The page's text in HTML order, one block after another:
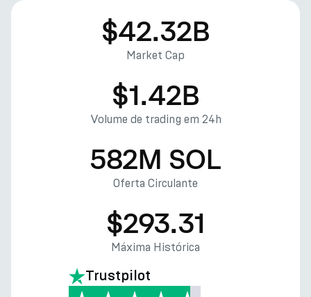
$42.32B
Market Cap
$1.42B
Volume de trading em 24h
582M SOL
Oferta Circulante
$293.31
Máxima Histórica
Trustpilot